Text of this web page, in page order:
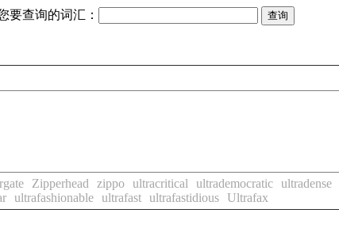
要查询的词汇：
Zipperhead zippo ultracritical ultrademocratic ultradense
ultrafashionable ultrafast ultrafastidious Ultrafax